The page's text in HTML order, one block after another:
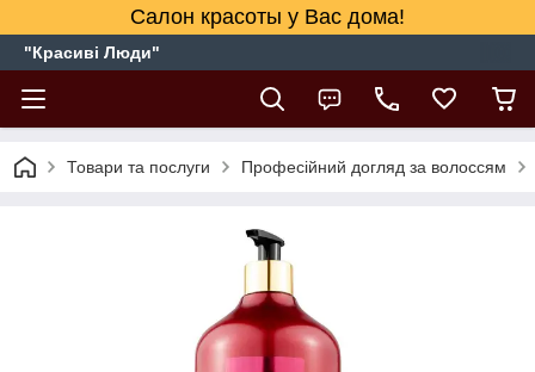
Салон красоты у Вас дома!
"Красиві Люди"
Товари та послуги Професійний догляд за волоссям